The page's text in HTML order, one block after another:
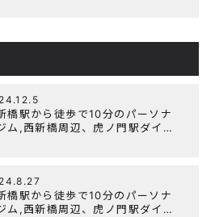
橋駅から徒歩で10分のパーソナ
ム,西新橋周辺、虎ノ門駅ダイエ
橋駅から徒歩で10分のパーソナ
ム,西新橋周辺、虎ノ門駅ダイエ